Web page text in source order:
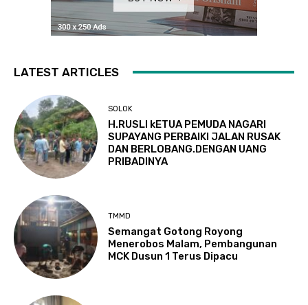
LATEST ARTICLES
SOLOK
H.RUSLI kETUA PEMUDA NAGARI
SUPAYANG PERBAIKI JALAN RUSAK
DAN BERLOBANG.DENGAN UANG
PRIBADINYA
TMMD
Semangat Gotong Royong
Menerobos Malam, Pembangunan
MCK Dusun 1 Terus Dipacu